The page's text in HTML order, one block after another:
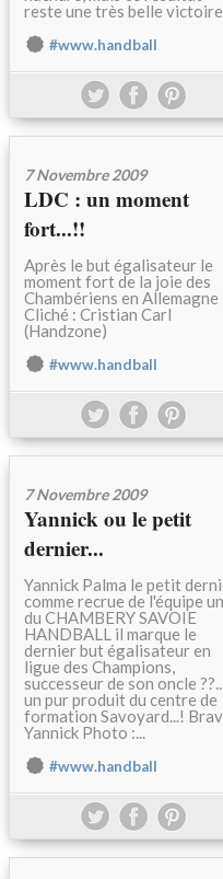
reste une très belle
#www.handball
7 Novembre 2009
LDC : un moment
fort...!!
Après le but égalisateur le
moment fort de la joie des
Chambériens en Allemagne
Cliché : Cristian Carl
(Handzone)
#www.handball
7 Novembre 2009
Yannick ou le petit
dernier...
Yannick Palma le petit
comme recrue de l'équipe
du CHAMBERY SAVOIE
HANDBALL il marque le
dernier but égalisateur en
ligue des Champions,
successeur de son oncle
un pur produit du centre de
formation Savoyard...!
Yannick Photo :...
#www.handball